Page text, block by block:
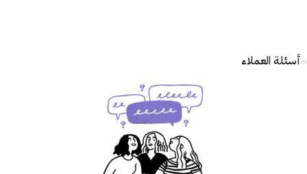
أسئلة العملاء